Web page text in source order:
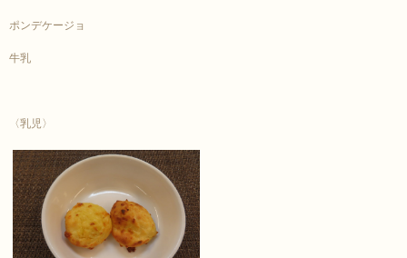
ポンデケージョ
牛乳
〈乳児〉